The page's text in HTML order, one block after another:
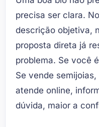
precisa ser clara.
descrição objetiva,
proposta direta já
problema. Se você
Se vende
atende online,
dúvida, maior a